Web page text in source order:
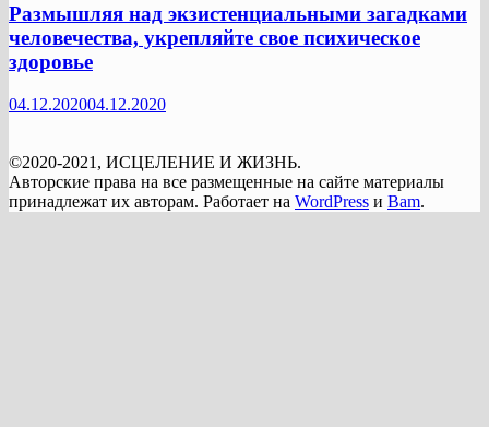
Размышляя над экзистенциальными загадками
человечества, укрепляйте свое психическое
здоровье
04.12.202004.12.2020
©2020-2021, ИСЦЕЛЕНИЕ И ЖИЗНЬ.
Авторские права на все размещенные на сайте материалы
принадлежат их авторам. Работает на WordPress и Bam.